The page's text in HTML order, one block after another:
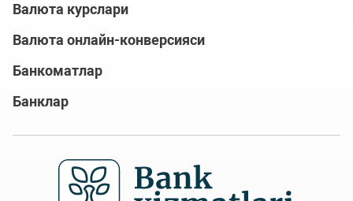
Валюта курслари
Валюта онлайн-конверсияси
Банкоматлар
Банклар